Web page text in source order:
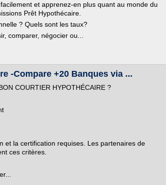
et apprenez-en plus quant au monde du
Prêt Hypothécaire.
? Quels sont les taux?
comparer, négocier ou...
-Compare +20 Banques via ...
COURTIER HYPOTHÉCAIRE ?
et la certification requises. Les partenaires de
ces critères.